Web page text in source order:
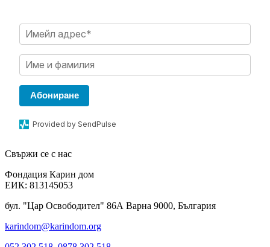
Абониране
Provided by SendPulse
Свържи се с нас
Фондация Карин дом
ЕИК: 813145053
бул. "Цар Освободител" 86А Варна 9000, България
karindom@karindom.org